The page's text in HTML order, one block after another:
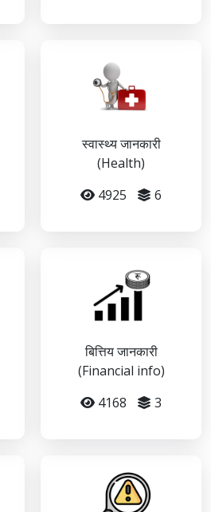
स्वास्थ्य जानकारी
(Health)
4925
6
बित्तिय जानकारी
(Financial info)
4168
3